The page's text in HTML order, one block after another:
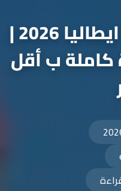
دليلك الكامل في ايطاليا 2026 |
ب أقل